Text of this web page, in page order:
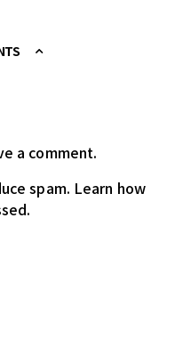
a comment.
spam. Learn how